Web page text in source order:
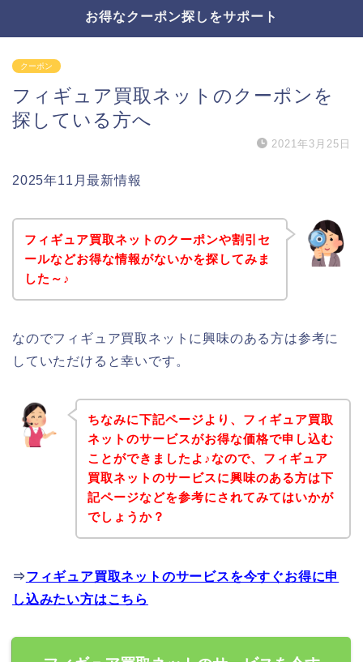
お得なクーポン探しをサポート
クーポン
フィギュア買取ネットのクーポンを
探している方へ
2021年3月25日
2025年11月最新情報
フィギュア買取ネットのクーポンや割引セ
ールなどお得な情報がないかを探してみま
した～♪
なのでフィギュア買取ネットに興味のある方は参考に
していただけると幸いです。
ちなみに下記ページより、フィギュア買取
ネットのサービスがお得な価格で申し込む
ことができましたよ♪なので、フィギュア
買取ネットのサービスに興味のある方は下
記ページなどを参考にされてみてはいかが
でしょうか？
⇒フィギュア買取ネットのサービスを今すぐお得に申
し込みたい方はこちら